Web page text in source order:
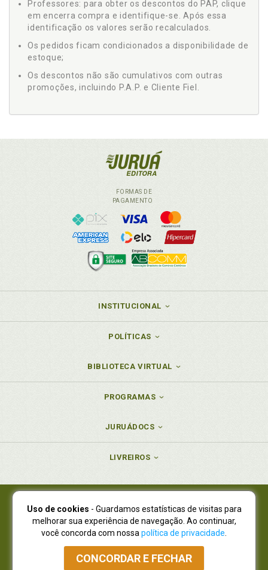
Professores: para obter os descontos do PAP, clique
em encerra compra e identifique-se. Após essa
identificação os valores serão recalculados.
Os pedidos ficam condicionados a disponibilidade de
estoque;
Os descontos não são cumulativos com outras
promoções, incluindo P.A.P. e Cliente Fiel.
FORMAS DE
PAGAMENTO
INSTITUCIONAL
POLÍTICAS
BIBLIOTECA VIRTUAL
PROGRAMAS
JURUÁDOCS
LIVREIROS
Juruá Editora Ltda., CNPJ 77.535.508/0001-19
Juruá Informática Ltda., CNPJ 01.701.561/0001-80
NOVO ENDEREÇO:R. Flávio Dallegrave, 7665, São Lourenço |
Curitiba - Paraná - CEP 82210-310
Atendimento: (41) 4009-3900|Vendas Atacado: (41) 4009-3939
Uso de cookies - Guardamos estatísticas de visitas para
melhorar sua experiência de navegação. Ao continuar,
você concorda com nossa política de privacidade
CONCORDAR E FECHAR